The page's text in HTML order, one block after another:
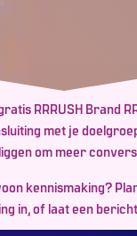
RRRUSH Brand
met je
om meer
kennismaking?
in, of laat een